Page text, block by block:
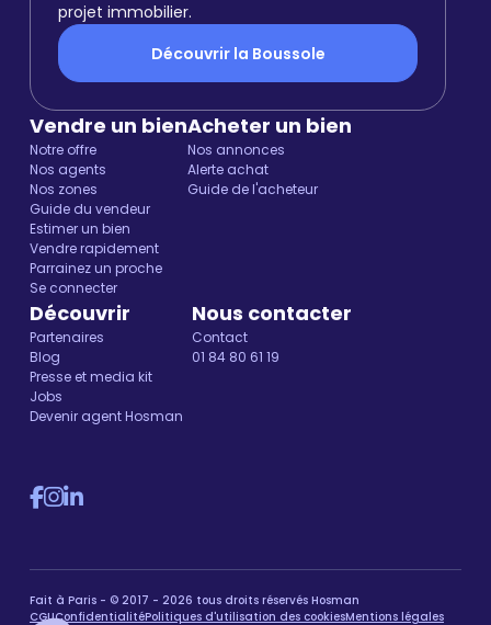
projet immobilier.
Découvrir la Boussole
Vendre un bien
Notre offre
Nos agents
Nos zones
Guide du vendeur
Estimer un bien
Vendre rapidement
Parrainez un proche
Se connecter
Acheter un bien
Nos annonces
Alerte achat
Guide de l'acheteur
Découvrir
Partenaires
Blog
Presse et media kit
Jobs
Devenir agent Hosman
Nous contacter
Contact
01 84 80 61 19
Fait à Paris - © 2017 - 2026 tous droits réservés Hosman
CGUConfidentialitéPolitiques d'utilisation des cookiesMentions légales